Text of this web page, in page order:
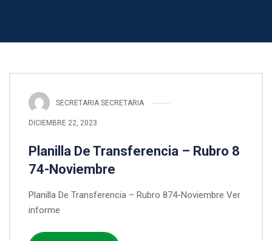
SECRETARIA SECRETARIA
DICIEMBRE 22, 2023
Planilla De Transferencia – Rubro 8
74-Noviembre
Planilla De Transferencia – Rubro 874-Noviembre Ver
informe